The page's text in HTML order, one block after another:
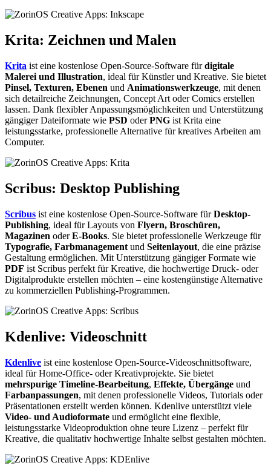
Krita: Zeichnen und Malen
Krita ist eine kostenlose Open-Source-Software fürdigitale
Malerei und Illustration, ideal für Künstler und Kreative. Sie bietet
Pinsel, Texturen, Ebenen und Animationswerkzeuge, mit denen
sich detailreiche Zeichnungen, Concept Art oder Comics erstellen
lassen. Dank flexibler Anpassungsmöglichkeiten und Unterstützung
gängiger Dateiformate wie PSD oderPNG ist Krita eine
leistungsstarke, professionelle Alternative für kreatives Arbeiten am
Computer.
Scribus: Desktop Publishing
Scribus ist eine kostenlose Open-Source-Software fürDesktop-
Publishing, ideal für Layouts von Flyern, Broschüren,
Magazinen oderE-Books. Sie bietet professionelle Werkzeuge für
Typografie, Farbmanagement und Seitenlayout, die eine präzise
Gestaltung ermöglichen. Mit Unterstützung gängiger Formate wie
PDF ist Scribus perfekt für Kreative, die hochwertige Druck- oder
Digitalprodukte erstellen möchten – eine kostengünstige Alternative
zu kommerziellen Publishing-Programmen.
Kdenlive: Videoschnitt
Kdenlive ist eine kostenlose Open-Source-Videoschnittsoftware,
ideal für Home-Office- oder Kreativprojekte. Sie bietet
mehrspurige Timeline-Bearbeitung, Effekte, Übergänge und
Farbanpassungen, mit denen professionelle Videos, Tutorials oder
Präsentationen erstellt werden können. Kdenlive unterstützt viele
Video- und Audioformate und ermöglicht eine flexible,
leistungsstarke Videoproduktion ohne teure Lizenz – perfekt für
Kreative, die qualitativ hochwertige Inhalte selbst gestalten möchten.